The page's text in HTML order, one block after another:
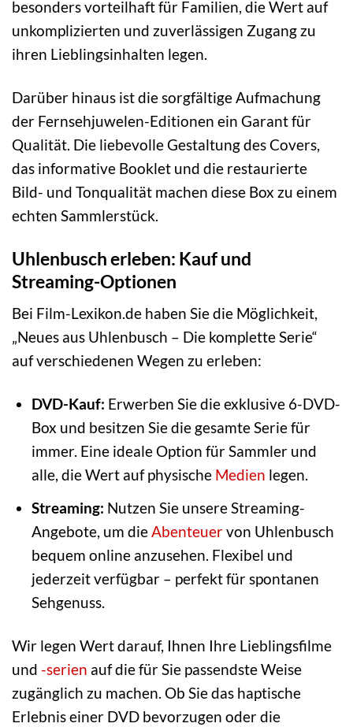
besonders vorteilhaft für Familien, die Wert auf
unkomplizierten und zuverlässigen Zugang zu
ihren Lieblingsinhalten legen.
Darüber hinaus ist die sorgfältige Aufmachung
der Fernsehjuwelen-Editionen ein Garant für
Qualität. Die liebevolle Gestaltung des Covers,
das informative Booklet und die restaurierte
Bild- und Tonqualität machen diese Box zu einem
echten Sammlerstück.
Uhlenbusch erleben: Kauf und
Streaming-Optionen
Bei Film-Lexikon.de haben Sie die Möglichkeit,
„Neues aus Uhlenbusch – Die komplette Serie“
auf verschiedenen Wegen zu erleben:
DVD-Kauf: Erwerben Sie die exklusive 6-DVD-
Box und besitzen Sie die gesamte Serie für
immer. Eine ideale Option für Sammler und
alle, die Wert auf physische Medien legen.
Streaming: Nutzen Sie unsere Streaming-
Angebote, um dieAbenteuervon Uhlenbusch
bequem online anzusehen. Flexibel und
jederzeit verfügbar – perfekt für spontanen
Sehgenuss.
Wir legen Wert darauf, Ihnen Ihre Lieblingsfilme
und -serien auf die für Sie passendste Weise
zugänglich zu machen. Ob Sie das haptische
Erlebnis einer DVD bevorzugen oder die